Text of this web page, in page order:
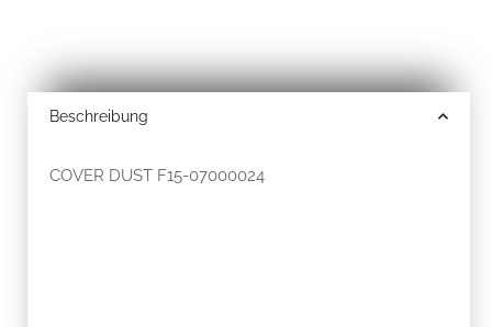
Beschreibung
COVER DUST F15-07000024